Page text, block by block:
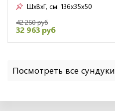
ШxВxГ, см: 136x35x50
42 260 руб
32 963 руб
Посмотреть все сундуки